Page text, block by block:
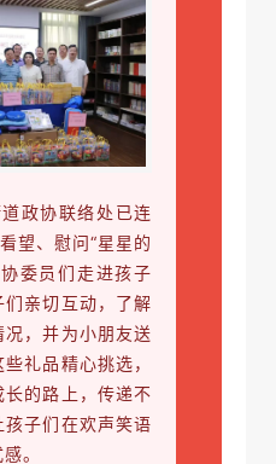
政协联络处已连
望、慰问“星星的
委员们走进孩子
亲切互动，了解
，并为小朋友送
礼品精心挑选，
的路上，传递不
子们在欢声笑语
感。